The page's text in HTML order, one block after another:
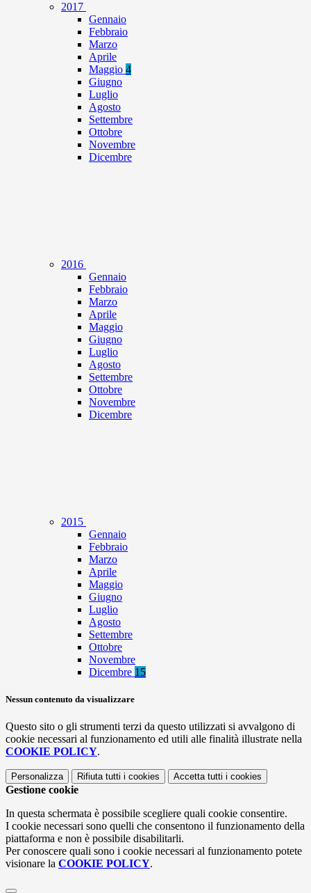
2017
Gennaio
Febbraio
Marzo
Aprile
Maggio 4
Giugno
Luglio
Agosto
Settembre
Ottobre
Novembre
Dicembre
2016
Gennaio
Febbraio
Marzo
Aprile
Maggio
Giugno
Luglio
Agosto
Settembre
Ottobre
Novembre
Dicembre
2015
Gennaio
Febbraio
Marzo
Aprile
Maggio
Giugno
Luglio
Agosto
Settembre
Ottobre
Novembre
Dicembre 15
Nessun contenuto da visualizzare
Questo sito o gli strumenti terzi da questo utilizzati si avvalgono di
cookie necessari al funzionamento ed utili alle finalità illustrate nella
COOKIE POLICY.
Personalizza Rifiuta tutti i cookies Accetta tutti i cookies
Gestione cookie
In questa schermata è possibile scegliere quali cookie consentire.
I cookie necessari sono quelli che consentono il funzionamento della
piattaforma e non è possibile disabilitarli.
Per conoscere quali sono i cookie necessari al funzionamento potete
visionare la COOKIE POLICY.